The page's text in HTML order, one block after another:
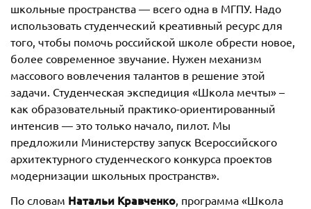
школьные пространства — всего одна в МГПУ. Надо
использовать студенческий креативный ресурс для
того, чтобы помочь российской школе обрести новое,
более современное звучание. Нужен механизм
массового вовлечения талантов в решение этой
задачи. Студенческая экспедиция «Школа мечты» –
как образовательный практико-ориентированный
интенсив — это только начало, пилот. Мы
предложили Министерству запуск Всероссийского
архитектурного студенческого конкурса проектов
модернизации школьных пространств».
По словам Натальи Кравченко, программа «Школа